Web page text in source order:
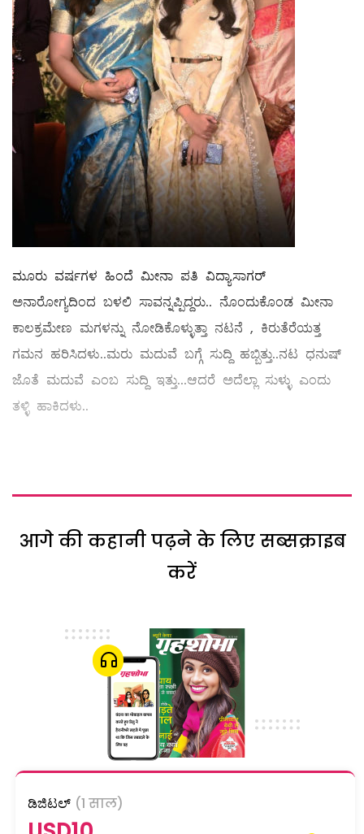
ಮೂರು ವರ್ಷಗಳ ಹಿಂದೆ ಮೀನಾ ಪತಿ ವಿದ್ಯಾಸಾಗರ್
ಅನಾರೋಗ್ಯದಿಂದ ಬಳಲಿ ಸಾವನ್ನಪ್ಪಿದ್ದರು.. ನೊಂದುಕೊಂಡ ಮೀನಾ
ಕಾಲಕ್ರಮೇಣ ಮಗಳನ್ನು ನೋಡಿಕೊಳ್ಳುತ್ತಾ ನಟನೆ , ಕಿರುತೆರೆಯತ್ತ
ಗಮನ ಹರಿಸಿದಳು..ಮರು ಮದುವೆ ಬಗ್ಗೆ ಸುದ್ದಿ ಹಬ್ಬಿತ್ತು..ನಟ ಧನುಷ್
ಜೊತೆ ಮದುವೆ ಎಂಬ ಸುದ್ದಿ ಇತ್ತು...ಆದರೆ ಅದೆಲ್ಲಾ ಸುಳ್ಳು ಎಂದು
ತಳ್ಳಿ ಹಾಕಿದಳು..
आगे की कहानी पढ़ने के लिए सब्सक्राइब
करें
ಡಿಜಿಟಲ್ (1 साल)